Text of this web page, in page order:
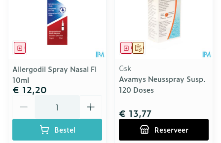
Geneesmiddel
Allergodil Spray Nasal Fl
10ml
€ 12,20
Bestel
Op voorschrift
Geneesmiddel
Gsk
Avamys Neusspray Susp.
120 Doses
€ 13,77
Reserveer